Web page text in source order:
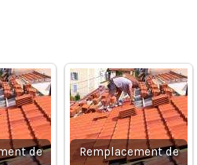
de
Remplacement de